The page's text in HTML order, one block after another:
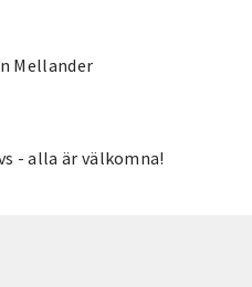
Mellander
- alla är välkomna!